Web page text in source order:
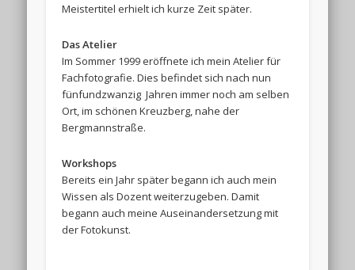
Meistertitel erhielt ich kurze Zeit später.
Das Atelier
Im Sommer 1999 eröffnete ich mein Atelier für
Fachfotografie. Dies befindet sich nach nun
fünfundzwanzig Jahren immer noch am selben
Ort, im schönen Kreuzberg, nahe der
Bergmannstraße.
Workshops
Bereits ein Jahr später begann ich auch mein
Wissen als Dozent weiterzugeben. Damit
begann auch meine Auseinandersetzung mit
der Fotokunst.